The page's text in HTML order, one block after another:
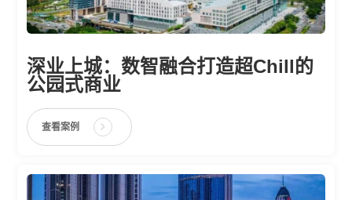
深业上城：数智融合打造超Chill的
公园式商业
查看案例